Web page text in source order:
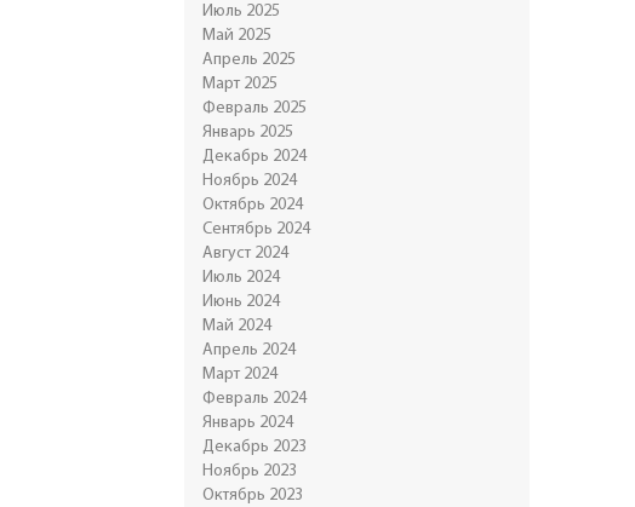
Июль 2025
Май 2025
Апрель 2025
Март 2025
Февраль 2025
Январь 2025
Декабрь 2024
Ноябрь 2024
Октябрь 2024
Сентябрь 2024
Август 2024
Июль 2024
Июнь 2024
Май 2024
Апрель 2024
Март 2024
Февраль 2024
Январь 2024
Декабрь 2023
Ноябрь 2023
Октябрь 2023